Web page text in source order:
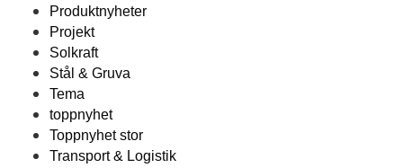
Produktnyheter
Projekt
Solkraft
Stål & Gruva
Tema
toppnyhet
Toppnyhet stor
Transport & Logistik